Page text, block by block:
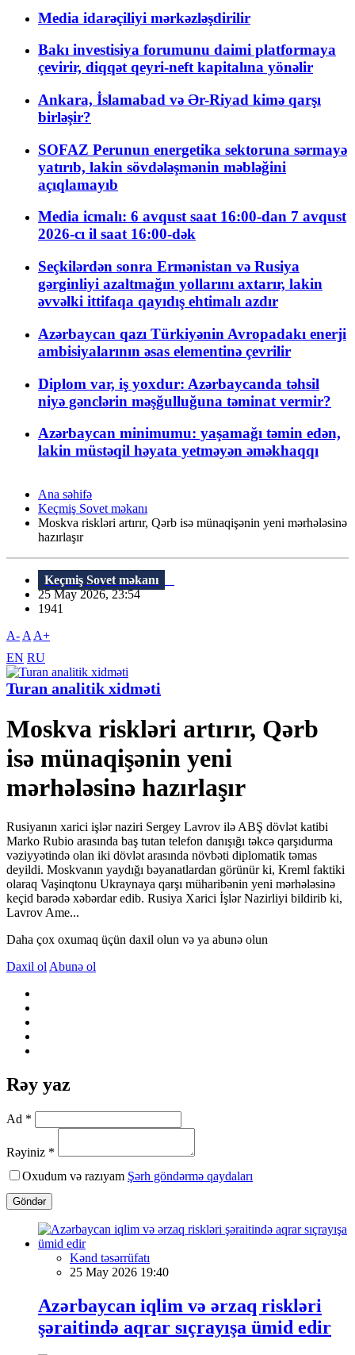
Media idarəçiliyi mərkəzləşdirilir
Bakı investisiya forumunu daimi platformaya
çevirir, diqqət qeyri-neft kapitalına yönəlir
Ankara, İslamabad və Ər-Riyad kimə qarşı
birləşir?
SOFAZ Perunun energetika sektoruna sərmayə
yatırıb, lakin sövdələşmənin məbləğini
açıqlamayıb
Media icmalı: 6 avqust saat 16:00-dan 7 avqust
2026-cı il saat 16:00-dək
Seçkilərdən sonra Ermənistan və Rusiya
gərginliyi azaltmağın yollarını axtarır, lakin
əvvəlki ittifaqa qayıdış ehtimalı azdır
Azərbaycan qazı Türkiyənin Avropadakı enerji
ambisiyalarının əsas elementinə çevrilir
Diplom var, iş yoxdur: Azərbaycanda təhsil
niyə gənclərin məşğulluğuna təminat vermir?
Azərbaycan minimumu: yaşamağı təmin edən,
lakin müstəqil həyata yetməyən əməkhaqqı
Ana səhifə
Keçmiş Sovet məkanı
Moskva riskləri artırır, Qərb isə münaqişənin yeni mərhələsinə
hazırlaşır
Keçmiş Sovet məkanı
25 May 2026, 23:54
1941
A- A A+
EN RU
Turan analitik xidməti
Moskva riskləri artırır, Qərb
isə münaqişənin yeni
mərhələsinə hazırlaşır
Rusiyanın xarici işlər naziri Sergey Lavrov ilə ABŞ dövlət katibi
Marko Rubio arasında baş tutan telefon danışığı təkcə qarşıdurma
vəziyyətində olan iki dövlət arasında növbəti diplomatik təmas
deyildi. Moskvanın yaydığı bəyanatlardan görünür ki, Kreml faktiki
olaraq Vaşinqtonu Ukraynaya qarşı müharibənin yeni mərhələsinə
keçid barədə xəbərdar edib. Rusiya Xarici İşlər Nazirliyi bildirib ki,
Lavrov Ame...
Daha çox oxumaq üçün daxil olun və ya abunə olun
Daxil ol Abunə ol
Rəy yaz
Ad *
Rəyiniz *
Oxudum və razıyam Şərh göndərmə qaydaları
Göndər
Kənd təsərrüfatı
25 May 2026 19:40
Azərbaycan iqlim və ərzaq riskləri
şəraitində aqrar sıçrayışa ümid edir